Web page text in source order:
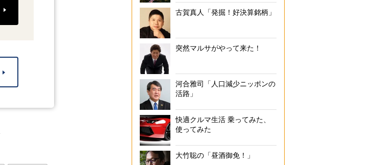
古賀真人「発掘！好決算銘柄」
突然マルサがやって来た！
河合雅司「人口減少ニッポンの
活路」
快適クルマ生活 乗ってみた、
使ってみた
大竹聡の「昼酒御免！」